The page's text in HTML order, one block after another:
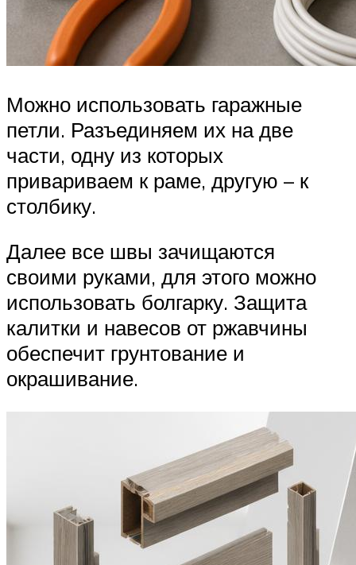
Можно использовать гаражные
петли. Разъединяем их на две
части, одну из которых
привариваем к раме, другую – к
столбику.
Далее все швы зачищаются
своими руками, для этого можно
использовать болгарку. Защита
калитки и навесов от ржавчины
обеспечит грунтование и
окрашивание.